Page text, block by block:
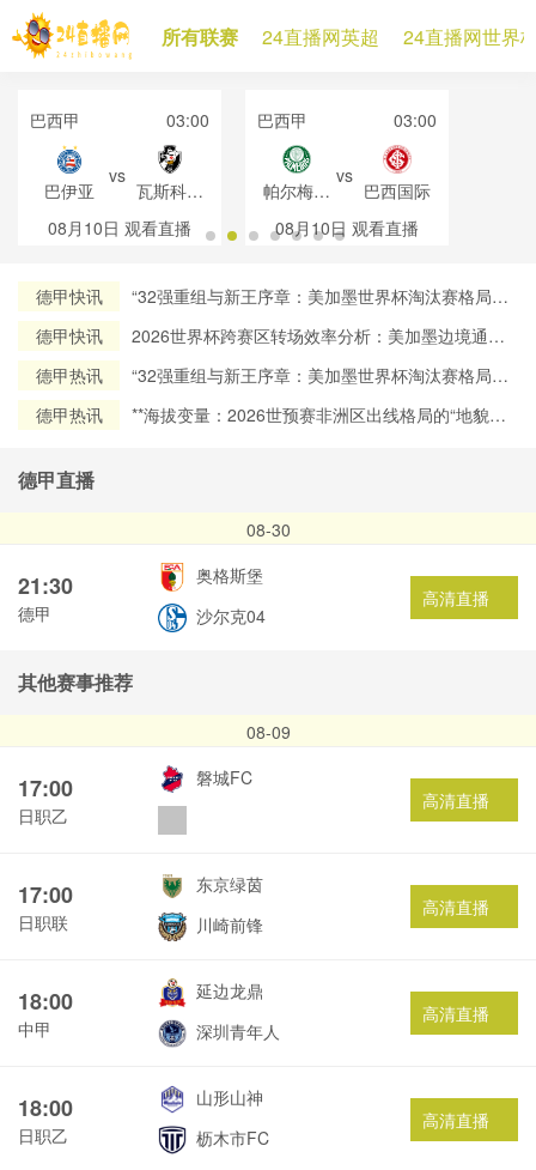
所有联赛 24直播网英超 24直播网世界
巴西甲 03:00
巴伊亚
vs
瓦斯科达
伽马
08月10日 观看直播
巴西甲 03:00
帕尔梅拉
斯
vs
巴西国际
08月10日 观看直播
德甲快讯
“32强重组与新王序章：美加墨世界杯淘汰赛格局再
德甲快讯
2026世界杯跨赛区转场效率分析：美加墨边境通关
德甲热讯
“32强重组与新王序章：美加墨世界杯淘汰赛格局再
德甲热讯
**海拔变量：2026世预赛非洲区出线格局的“地貌暗
德甲直播
08-30
21:30
德甲
奥格斯堡
沙尔克04
高清直播
其他赛事推荐
08-09
17:00
日职乙
磐城FC
高清直播
17:00
日职联
东京绿茵
川崎前锋
高清直播
18:00
中甲
延边龙鼎
深圳青年人
高清直播
18:00
日职乙
山形山神
枥木市FC
高清直播